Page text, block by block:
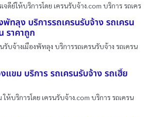
จดีย์ให้บริการโดย เครนรับจ้าง.com บริการ รถเคร
พัทลุง บริการรถเครนรับจ้าง รถเครน
ราคาถูก
รับจ้างเมืองพัทลุง บริการรถเครนรับจ้าง รถเครน
แขม บริการ รถเครนรับจ้าง รถเฮี๊ย
ห้บริการโดย เครนรับจ้าง.com บริการ รถเครน